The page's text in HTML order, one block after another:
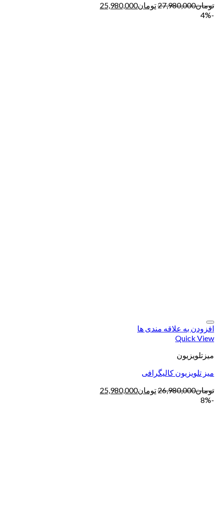
تومان27,980,000تومان25,980,000
-4%
افزودن به علاقه مندی ها
Quick View
میزتلویزیون
میز تلویزیون کالیگرافی
تومان26,980,000تومان25,980,000
-8%